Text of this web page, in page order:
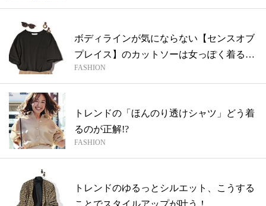
ボディラインが気にならない【センスオブ
プレイス】のカットソーは女っぽく着る！
【ア...
FASHION
トレンドの「ほんのり透けシャツ」どう着
るのが正解!?
FASHION
トレンドのゆるっとシルエット、こうする
ことでスタイルアップが叶う！